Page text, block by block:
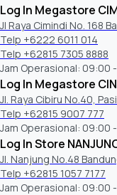
Log In Megastore
Jl Raya Cimindi No. 168
Telp +6222 6011 014
Telp +62815 7305 8888
Jam Operasional: 09:00
Log In Megastore
Jl. Raya Cibiru No.40,
Telp +62815 9007 777
Jam Operasional: 09:00
Log In Store
Jl. Nanjung No.48
Telp +62815 1057 7177
Jam Operasional: 09:00